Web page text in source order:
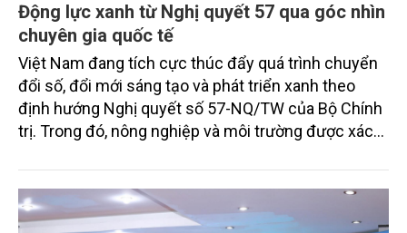
Động lực xanh từ Nghị quyết 57 qua góc nhìn
chuyên gia quốc tế
Việt Nam đang tích cực thúc đẩy quá trình chuyển
đổi số, đổi mới sáng tạo và phát triển xanh theo
định hướng Nghị quyết số 57-NQ/TW của Bộ Chính
trị. Trong đó, nông nghiệp và môi trường được xác
sắc bởi các tiến bộ công nghệ và cam kết bền vững
toàn cầu, đặc biệt là mục tiêu đưa phát thải ròng
bằng 0 (Net-Zero) vào năm 2050.